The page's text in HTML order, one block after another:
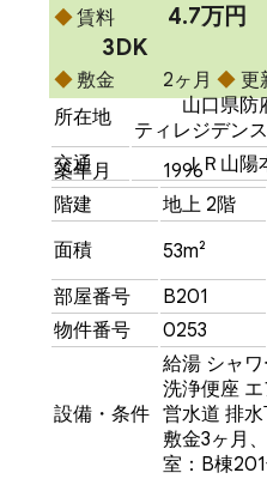
賃料 4.7万円
3DK
敷金 2ヶ月 更
所在地
山口県
ティレジデン
交通
ＪＲ山陽
築年月 1996
階建
地上 2階
面積
53m²
部屋番号
B201
物件番号
0253
設備・条件
給湯 シャ
洗浄便座
営水道 排
敷金3ヶ月
室：B棟